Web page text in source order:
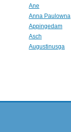
Ane
Anna Paulowna
Appingedam
Asch
Augustinusga